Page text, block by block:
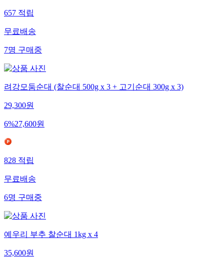
657적립
무료배송
7명구매중
려강모둠순대 (찰순대 500g x 3 + 고기순대 300g x 3)
29,300원
6%27,600원
828적립
무료배송
6명구매중
예우리 부추 찰순대 1kg x 4
35,600원